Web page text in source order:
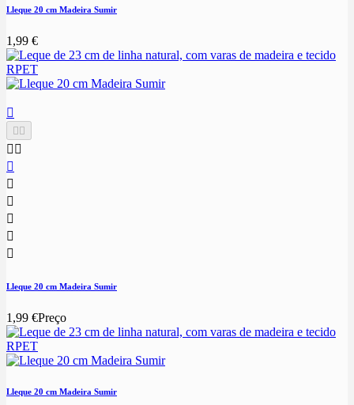
Lleque 20 cm Madeira Sumir
1,99 €


 






Lleque 20 cm Madeira Sumir
1,99 €Preço
Lleque 20 cm Madeira Sumir